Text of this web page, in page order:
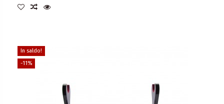
In saldo!
-11%